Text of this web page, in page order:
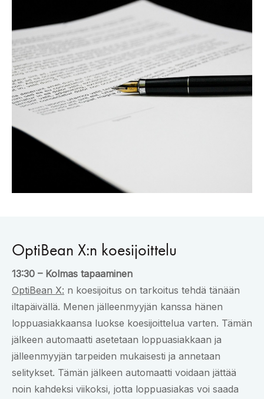
OptiBean X:n koesijoittelu
13:30 – Kolmas tapaaminen
OptiBean X: n koesijoitus on tarkoitus tehdä tänään
iltapäivällä. Menen jälleenmyyjän kanssa hänen
loppuasiakkaansa luokse koesijoittelua varten. Tämän
jälkeen automaatti asetetaan loppuasiakkaan ja
jälleenmyyjän tarpeiden mukaisesti ja annetaan
selitykset. Tämän jälkeen automaatti voidaan jättää
noin kahdeksi viikoksi, jotta loppuasiakas voi saada